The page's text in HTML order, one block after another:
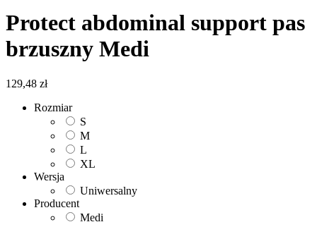
Protect abdominal support pas
brzuszny Medi
129,48 zł
Rozmiar
S
M
L
XL
Wersja
Uniwersalny
Producent
Medi